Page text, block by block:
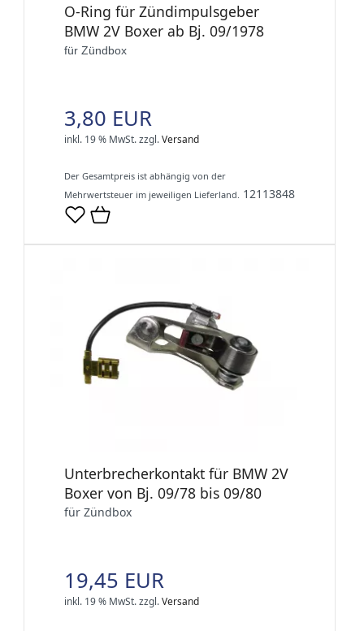
O-Ring für Zündimpulsgeber
BMW 2V Boxer ab Bj. 09/1978
für Zündbox
3,80 EUR
inkl. 19 % MwSt.zzgl.Versand
Der Gesamtpreis ist abhängig von der
Mehrwertsteuer im jeweiligen Lieferland. 12113848
Unterbrecherkontakt für BMW 2V
Boxer von Bj. 09/78 bis 09/80
für Zündbox
19,45 EUR
inkl. 19 % MwSt.zzgl.Versand